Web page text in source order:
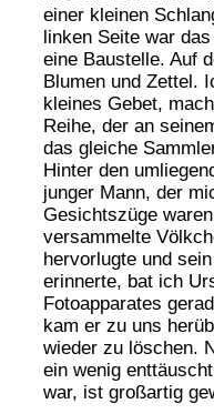
einer kleinen
linken Seite war
eine Baustelle. Auf
Blumen und Zettel.
kleines Gebet,
Reihe, der an
das gleiche
Hinter den
junger Mann, der
Gesichtszüge
versammelte
hervorlugte und
erinnerte, bat ich
Fotoapparates
kam er zu uns
wieder zu löschen.
ein wenig
war, ist großartig